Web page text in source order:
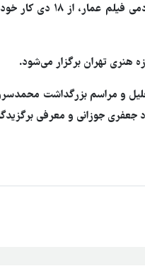
، دوازدهمین
و مراسم بزرگداشت
جوزانی و معرفی
آمریکا را